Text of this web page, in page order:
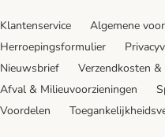
Klantenservice Algemene
Herroepingsformulier
Nieuwsbrief
Verzendkosten
Afval & Milieuvoorzieningen
Voordelen